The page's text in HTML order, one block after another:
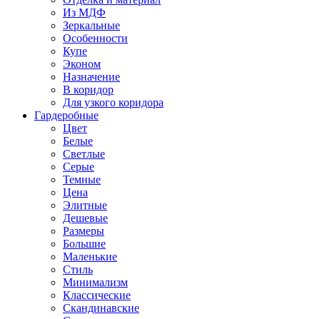
Из МДФ
Зеркальные
Особенности
Купе
Эконом
Назначение
В коридор
Для узкого коридора
Гардеробные
Цвет
Белые
Светлые
Серые
Темные
Цена
Элитные
Дешевые
Размеры
Большие
Маленькие
Стиль
Минимализм
Классические
Скандинавские